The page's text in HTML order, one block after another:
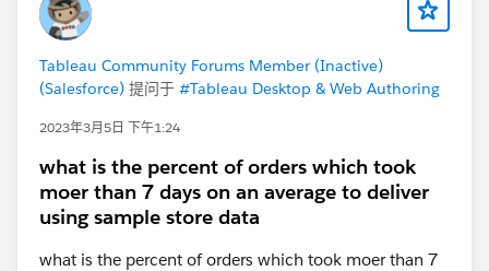
Tableau Community Forums Member (Inactive)
(Salesforce) 提问于 #Tableau Desktop & Web Authoring
2023年3月5日 下午1:24
what is the percent of orders which took
moer than 7 days on an average to deliver
using sample store data
what is the percent of orders which took moer than 7